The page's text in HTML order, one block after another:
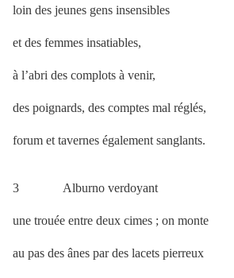
loin des jeunes gens insensibles
et des femmes insatiables,
à l’abri des complots à venir,
des poignards, des comptes mal réglés,
forum et tavernes également sanglants.
3 Alburno verdoyant
une trouée entre deux cimes ; on monte
au pas des ânes par des lacets pierreux